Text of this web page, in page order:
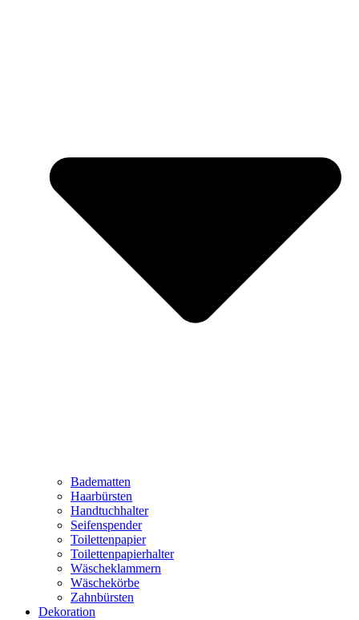
Badematten
Haarbürsten
Handtuchhalter
Seifenspender
Toilettenpapier
Toilettenpapierhalter
Wäscheklammern
Wäschekörbe
Zahnbürsten
Dekoration